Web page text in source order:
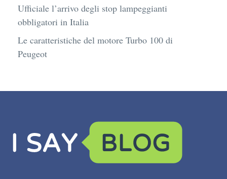
Ufficiale l’arrivo degli stop lampeggianti
obbligatori in Italia
Le caratteristiche del motore Turbo 100 di
Peugeot